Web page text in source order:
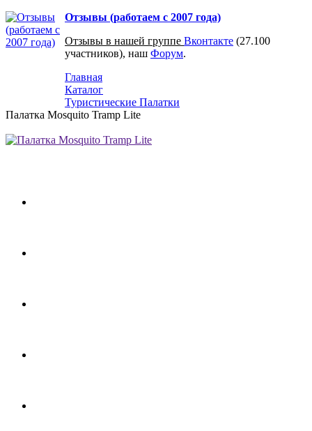
Отзывы (работаем с 2007 года)
Отзывы в нашей группе Вконтакте (27.100
участников), наш Форум.
Главная
Каталог
Туристические Палатки
Палатка Mosquito Tramp Lite